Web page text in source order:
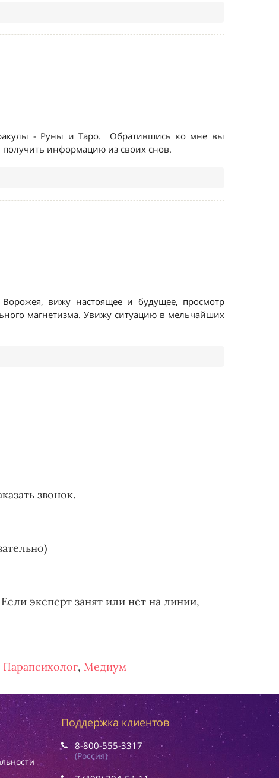
звонок.
эксперт занят или нет на линии,
Парапсихолог, Медиум
Поддержка клиентов
8-800-555-3317
(Россия)